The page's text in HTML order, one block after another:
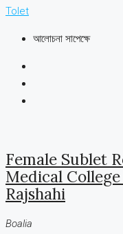
Tolet
আলোচনা সাপেক্ষে
Female Sublet
Medical
Rajshahi
Boalia